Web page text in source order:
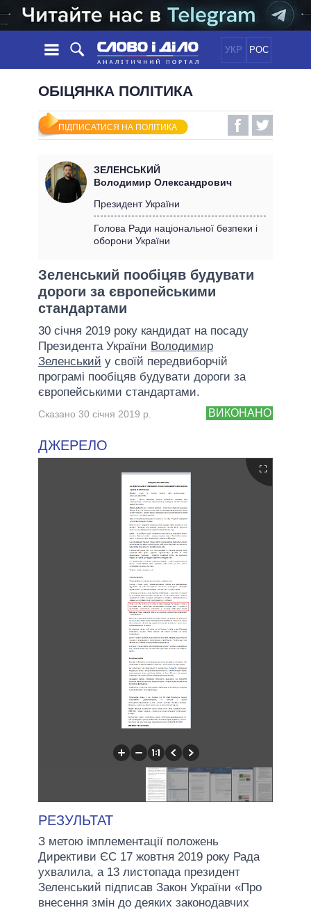
УКР РОС
НОВИНИ
СТРІЧКА
ПОДІЇ
СТАТТІ
ДУМКИ
ОГЛЯДИ
ДАЙДЖЕСТИ
ПОЛІТИКА
ЕКОНОМІКА
СВІТ
ОБIЦЯНКИ
УСІ ПОЛІТИКИ
ПРЕЗИДЕНТ І ОФІС
КАБІНЕТ МІНІСТРІВ
МЕРИ МІСТ
ВСІ ПЕРСОНИ
ІНФОГРАФІКА
ВІДЕО
ПІДТРИМАТИ
ПОРІВНЯННЯ ПОЛІТИКІВ
ОБІЦЯНКА ПОЛІТИКА
ПІДПИСАТИСЯ НА ПОЛІТИКА
ЗЕЛЕНСЬКИЙ
Володимир Олександрович
Президент України
Голова Ради національної безпеки і
оборони України
Зеленський пообіцяв будувати
дороги за європейськими
стандартами
30 січня 2019 року кандидат на посаду
Президента України Володимир
Зеленський у своїй передвиборчій
програмі пообіцяв будувати дороги за
європейськими стандартами.
ВИКОНАНО
Сказано 30 січня 2019 р.
ДЖЕРЕЛО
РЕЗУЛЬТАТ
З метою імплементації положень
Директиви ЄС 17 жовтня 2019 року Рада
ухвалила, а 13 листопада президент
Зеленський підписав Закон України «Про
внесення змін до деяких законодавчих